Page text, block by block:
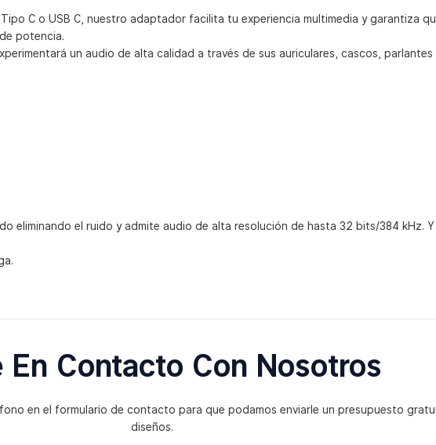
C o USB C, nuestro adaptador facilita tu experiencia multimedia y garantiza
potencia.
un audio de alta calidad a través de sus auriculares, cascos,
eliminando el ruido y admite audio de alta resolución de hasta 32 bits/384 kHz.
En Contacto Con Nosotros
en el formulario de contacto para que podamos enviarle un presupuesto
diseños.